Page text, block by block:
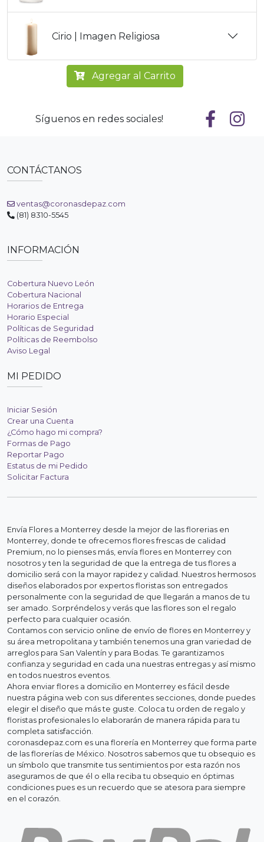
Cirio | Imagen Religiosa
Agregar al Carrito
Síguenos en redes sociales!
CONTÁCTANOS
ventas@coronasdepaz.com
(81) 8310-5545
INFORMACIÓN
Cobertura Nuevo León
Cobertura Nacional
Horarios de Entrega
Horario Especial
Políticas de Seguridad
Políticas de Reembolso
Aviso Legal
MI PEDIDO
Iniciar Sesión
Crear una Cuenta
¿Cómo hago mi compra?
Formas de Pago
Reportar Pago
Estatus de mi Pedido
Solicitar Factura
Envía Flores a Monterrey desde la mejor de las florerias en
Monterrey, donde te ofrecemos flores frescas de calidad
Premium, no lo pienses más, envía flores en Monterrey con
nosotros y ten la seguridad de que la entrega de tus flores a
domicilio será con la mayor rapidez y calidad. Nuestros hermosos
diseños elaborados por expertos floristas son entregados
personalmente con la seguridad de que llegarán a manos de tu
ser amado. Sorpréndelos y verás que las flores son el regalo
perfecto para cualquier ocasión.
Contamos con servicio online de envío de flores en Monterrey y
su área metropolitana y también tenemos una gran variedad de
arreglos para San Valentín y para Bodas. Te garantizamos
confianza y seguridad en cada una nuestras entregas y así mismo
en todos nuestros eventos.
Ahora enviar flores a domicilio en Monterrey es fácil desde
nuestra página web con sus diferentes secciones, donde puedes
elegir el diseño que más te guste. Coloca tu orden de regalo y
floristas profesionales lo elaborarán de manera rápida para tu
completa satisfacción.
coronasdepaz.com es una florería en Monterrey que forma parte
de las florerías de México. Nosotros sabemos que tu obsequio es
un símbolo que transmite tus sentimientos por esta razón nos
aseguramos de que él o ella reciba tu obsequio en óptimas
condiciones pues es un recuerdo que se atesora para siempre
en el corazón.